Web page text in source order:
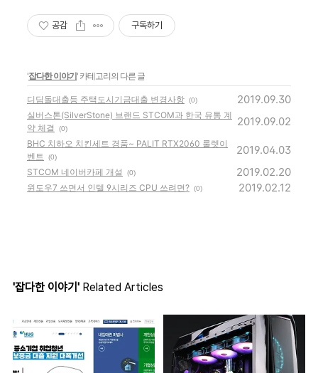
공감 구독하기
'잡다한 이야기' 카테고리의 다른 글
디딤돌대출등 주택도시기금대출 변경사항 (0) 2019.09.30
실버스톤(SilverStone) 브랜드 STCOM과 한국 유통 계
약 체결
(0)
2019.09.02
BHC 치하오 치킨세트 경품~ PALIT RTX2060 룰렛이
벤트
(0)
2019.04.03
STCOM 네이버카페 개설 (0) 2019.02.20
윈도우7 쓰면서 인텔 9시리즈 CPU 쓰려면? (0) 2019.02.12
'잡다한 이야기' Related Articles